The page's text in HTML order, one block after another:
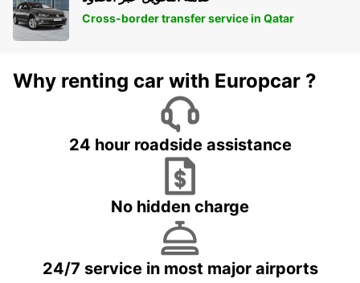
Cross-border transfer service in Qatar
Why renting car with Europcar ?
24 hour roadside assistance
No hidden charge
24/7 service in most major airports